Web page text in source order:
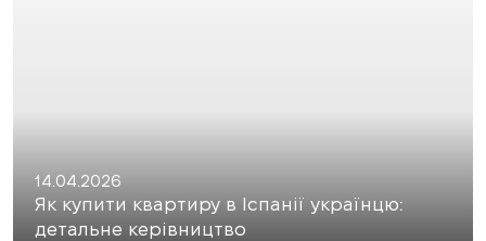
14.04.2026
Як купити квартиру в Іспанії українцю:
детальне керівництво